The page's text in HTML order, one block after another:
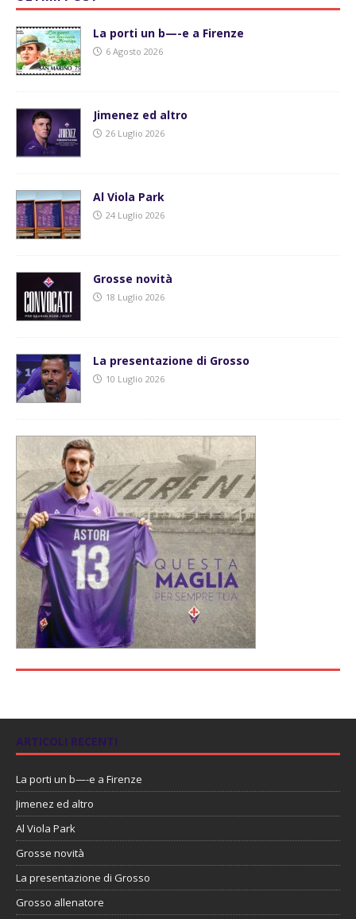
La porti un b—-e a Firenze
6 Agosto 2026
Jimenez ed altro
26 Luglio 2026
Al Viola Park
24 Luglio 2026
Grosse novità
18 Luglio 2026
La presentazione di Grosso
10 Luglio 2026
ARTICOLI RECENTI
La porti un b—-e a Firenze
Jimenez ed altro
Al Viola Park
Grosse novità
La presentazione di Grosso
Grosso allenatore